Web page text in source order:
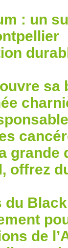
: un
sa
grande
offrez
du
de